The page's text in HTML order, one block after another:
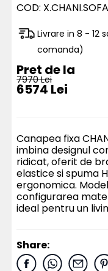
COD:
Livrare in 8 - 12
comanda)
Pret de la
7970 Lei
6574 Lei
Canapea fixa
imbina designul
ridicat, oferit de
elastice si spuma
ergonomica.
configurarea
ideal pentru un
Share: